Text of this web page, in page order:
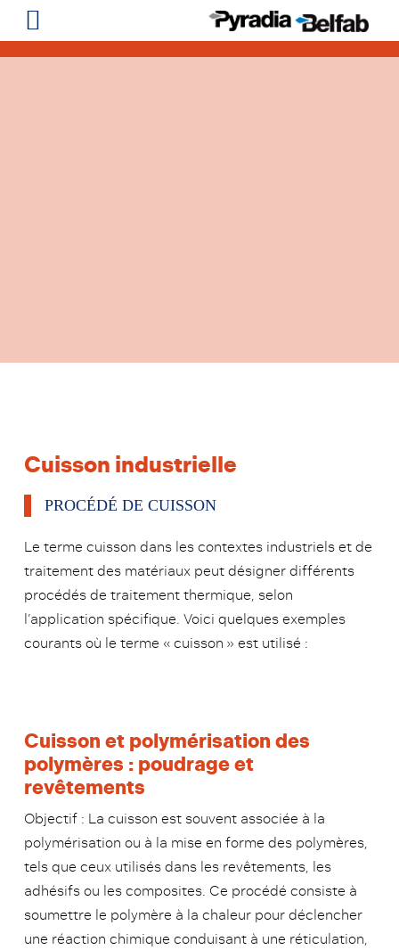
Cuisson industrielle
PROCÉDÉ DE CUISSON
Le terme cuisson dans les contextes industriels et de
traitement des matériaux peut désigner différents
procédés de traitement thermique, selon
l’application spécifique. Voici quelques exemples
courants où le terme « cuisson » est utilisé :
Cuisson et polymérisation des
polymères : poudrage et
revêtements
Objectif : La cuisson est souvent associée à la
polymérisation ou à la mise en forme des polymères,
tels que ceux utilisés dans les revêtements, les
adhésifs ou les composites. Ce procédé consiste à
soumettre le polymère à la chaleur pour déclencher
une réaction chimique conduisant à une réticulation,